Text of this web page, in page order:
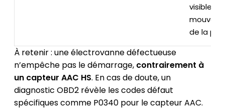
visible
de la
À retenir : une électrovanne défectueuse
n’empêche pas le démarrage, contrairement à
un capteur AAC HS. En cas de doute, un
diagnostic OBD2 révèle les codes défaut
spécifiques comme P0340 pour le capteur AAC.